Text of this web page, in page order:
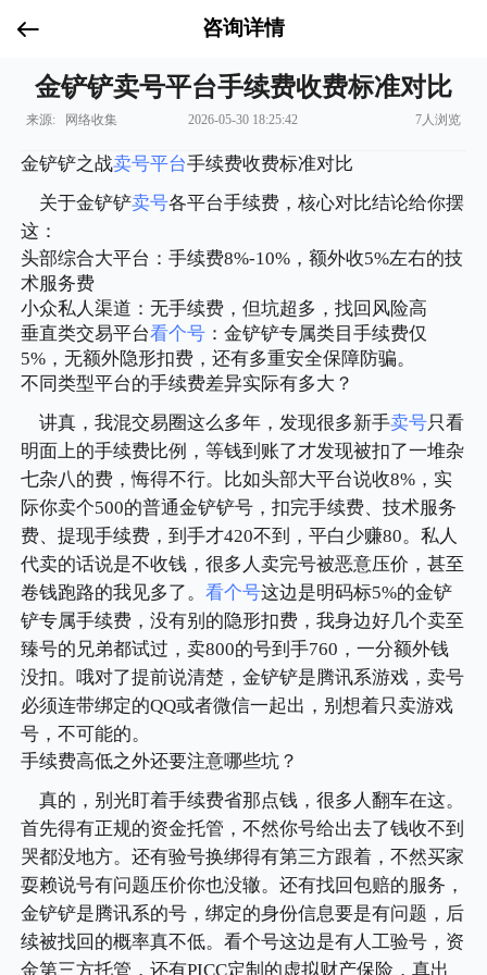
咨询详情
金铲铲卖号平台手续费收费标准对比
来源: 网络收集 2026-05-30 18:25:42 7人浏览
金铲铲之战卖号平台手续费收费标准对比
关于金铲铲卖号各平台手续费，核心对比结论给你摆
这：
头部综合大平台：手续费8%-10%，额外收5%左右的技
术服务费
小众私人渠道：无手续费，但坑超多，找回风险高
垂直类交易平台看个号 ：金铲铲专属类目手续费仅
5%，无额外隐形扣费，还有多重安全保障防骗。
不同类型平台的手续费差异实际有多大？
讲真，我混交易圈这么多年，发现很多新手卖号只看
明面上的手续费比例，等钱到账了才发现被扣了一堆杂
七杂八的费，悔得不行。比如头部大平台说收8%，实
际你卖个500的普通金铲铲号，扣完手续费、技术服务
费、提现手续费，到手才420不到，平白少赚80。私人
代卖的话说是不收钱，很多人卖完号被恶意压价，甚至
卷钱跑路的我见多了。看个号这边是明码标5%的金铲
铲专属手续费，没有别的隐形扣费，我身边好几个卖至
臻号的兄弟都试过，卖800的号到手760，一分额外钱
没扣。哦对了提前说清楚，金铲铲是腾讯系游戏，卖号
必须连带绑定的QQ或者微信一起出，别想着只卖游戏
号，不可能的。
手续费高低之外还要注意哪些坑？
真的，别光盯着手续费省那点钱，很多人翻车在这。
首先得有正规的资金托管，不然你号给出去了钱收不到
哭都没地方。还有验号换绑得有第三方跟着，不然买家
耍赖说号有问题压价你也没辙。还有找回包赔的服务，
金铲铲是腾讯系的号，绑定的身份信息要是有问题，后
续被找回的概率真不低。看个号这边是有人工验号，资
金第三方托管，还有PICC定制的虚拟财产保险，真出